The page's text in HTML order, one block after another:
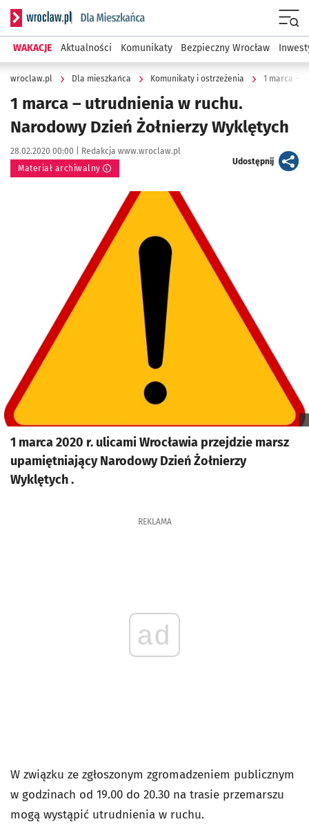
Serwis informacyjny wroclaw.pl podserwis: Dla mieszkańca
WAKACJE Aktualności Komunikaty Bezpieczny Wrocław
wroclaw.pl Dla mieszkańca Komunikaty i ostrzeżenia 1 marca –
1 marca – utrudnienia w ruchu.
Narodowy Dzień Żołnierzy Wyklętych
Data publikacji:
28.02.2020 00:00 | Autor:
Redakcja www.wroclaw.pl
Materiał archiwalny
Udostępnijartykuł
1 marca 2020 r. ulicami Wrocławia przejdzie marsz
upamiętniający Narodowy Dzień Żołnierzy
Wyklętych .
REKLAMA
ad
W związku ze zgłoszonym zgromadzeniem publicznym
w godzinach od 19.00 do 20.30 na trasie przemarszu
mogą wystąpić utrudnienia w ruchu.